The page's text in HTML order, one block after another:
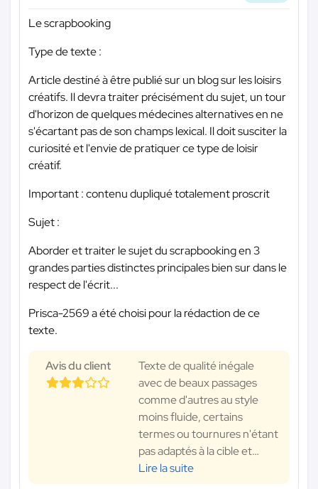
Le scrapbooking
Type de texte :
Article destiné à être publié sur un blog sur les loisirs
créatifs. Il devra traiter précisément du sujet, un tour
d'horizon de quelques médecines alternatives en ne
s'écartant pas de son champs lexical. Il doit susciter la
curiosité et l'envie de pratiquer ce type de loisir
créatif.
Important : contenu dupliqué totalement proscrit
Sujet :
Aborder et traiter le sujet du scrapbooking en 3
grandes parties distinctes principales bien sur dans le
respect de l'écrit...
Prisca-2569 a été choisi pour la rédaction de ce
texte.
Avis du client
Texte de qualité inégale
avec de beaux passages
comme d'autres au style
moins fluide, certains
termes ou tournures n'étant
pas adaptés à la cible et…
Lire la suite